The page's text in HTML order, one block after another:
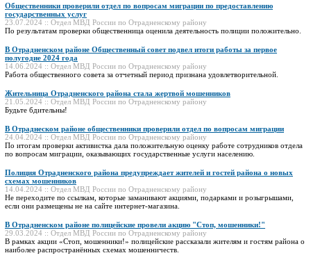
Общественники проверили отдел по вопросам миграции по предоставлению
государственных услуг
23.07.2024 :: Отдел МВД России по Отрадненскому району
По результатам проверки общественница оценила деятельность полиции положительно.
В Отрадненском районе Общественный совет подвел итоги работы за первое
полугодие 2024 года
14.06.2024 :: Отдел МВД России по Отрадненскому району
Работа общественного совета за отчетный период признана удовлетворительной.
Жительница Отрадненского района стала жертвой мошенников
21.05.2024 :: Отдел МВД России по Отрадненскому району
Будьте бдительны!
В Отраднеском районе общественники проверили отдел по вопросам миграции
24.04.2024 :: Отдел МВД России по Отрадненскому району
По итогам проверки активистка дала положительную оценку работе сотрудников отдела
по вопросам миграции, оказывающих государственные услуги населению.
Полиция Отрадненского района предупреждает жителей и гостей района о новых
схемах мошенников
14.04.2024 :: Отдел МВД России по Отрадненскому району
Не переходите по ссылкам, которые заманивают акциями, подарками и розыгрышами,
если они размещены не на сайте интернет-магазина.
В Отрадненском районе полицейские провели акцию "Стоп, мошенники!"
29.03.2024 :: Отдел МВД России по Отрадненскому району
В рамках акции «Стоп, мошенники!» полицейские рассказали жителям и гостям района о
наиболее распространённых схемах мошенничеств.